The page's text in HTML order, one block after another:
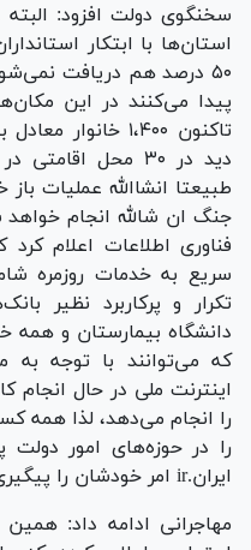
سخنگوی دولت افزود:
استان‌ها با ابتکار
۵۰ درصد هم دریافت
پیدا می‌کنند در این
دید در ۳۰ محل
طبیعتا انشاالله عملیات
جنگ ان شالله انجام
سریع به خدمات روزمره
تکرار و پرکاربرد نظیر
دانشگاه بیمارستان و همه
که می‌توانند با توجه به
اینترنت ملی در حال
را انجام می‌دهد، لذا همه
را در حوزه‌های امور دولت
ایران.ir امر خودشان را پیگیری کنند.
مهاجرانی ادامه داد: